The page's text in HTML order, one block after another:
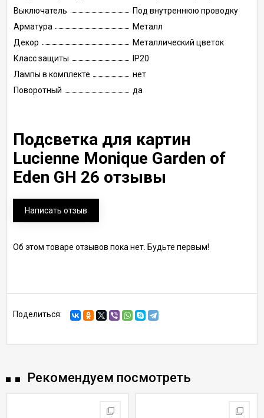
Выключатель
Под внутреннюю проводку
Арматура
Металл
Декор
Металлический цветок
Класс защиты
IP20
Лампы в комплекте
нет
Поворотный
да
Подсветка для картин
Lucienne Monique Garden of
Eden GH 26 отзывы
Написать отзыв
Об этом товаре отзывов пока нет. Будьте первым!
Поделиться:
Рекомендуем посмотреть